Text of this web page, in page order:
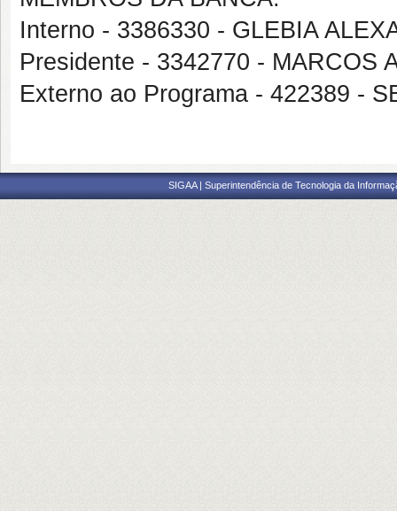
Interno - 3386330 - GLEBIA
Presidente - 3342770 - MARCOS
Externo ao Programa - 422389 -
SIGAA | Superintendência de Tecnologia da